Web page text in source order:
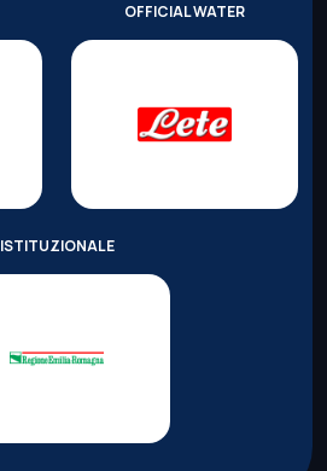
OFFICIAL WATER
ISTITUZIONALE